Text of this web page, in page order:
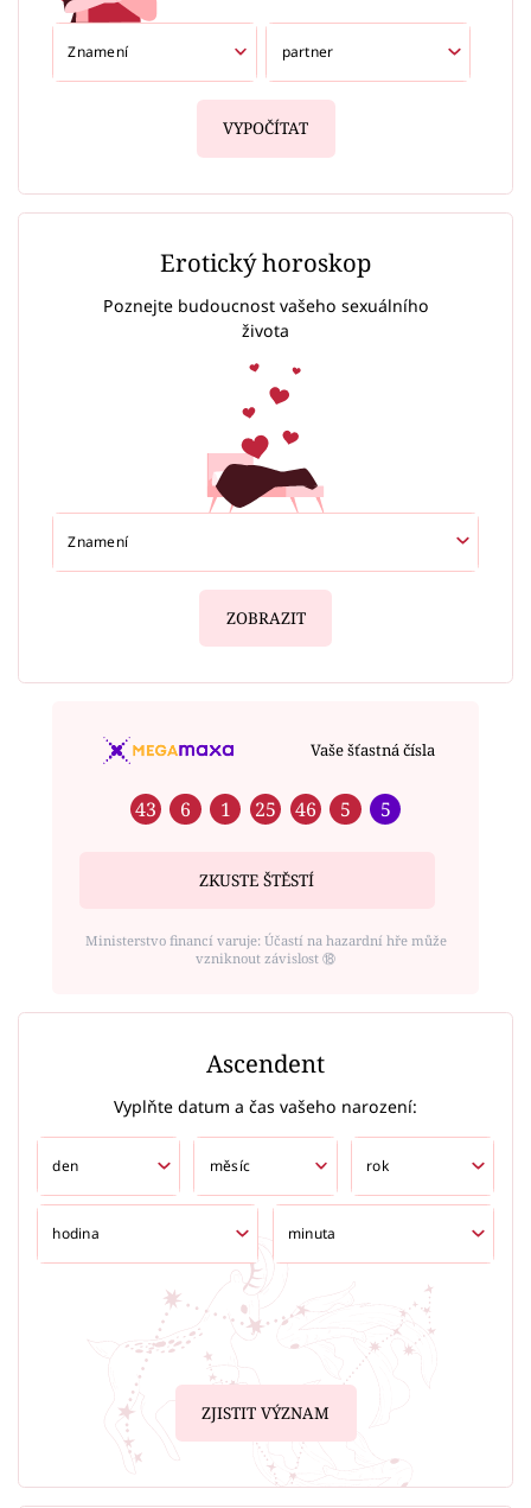
VYPOČÍTAT
Erotický horoskop
Poznejte budoucnost vašeho sexuálního
života
ZOBRAZIT
Vaše šťastná čísla
43 6 1 25 46 5 5
ZKUSTE ŠTĚSTÍ
Ministerstvo financí varuje: Účastí na hazardní hře může
vzniknout závislost ⑱
Ascendent
Vyplňte datum a čas vašeho narození:
ZJISTIT VÝZNAM